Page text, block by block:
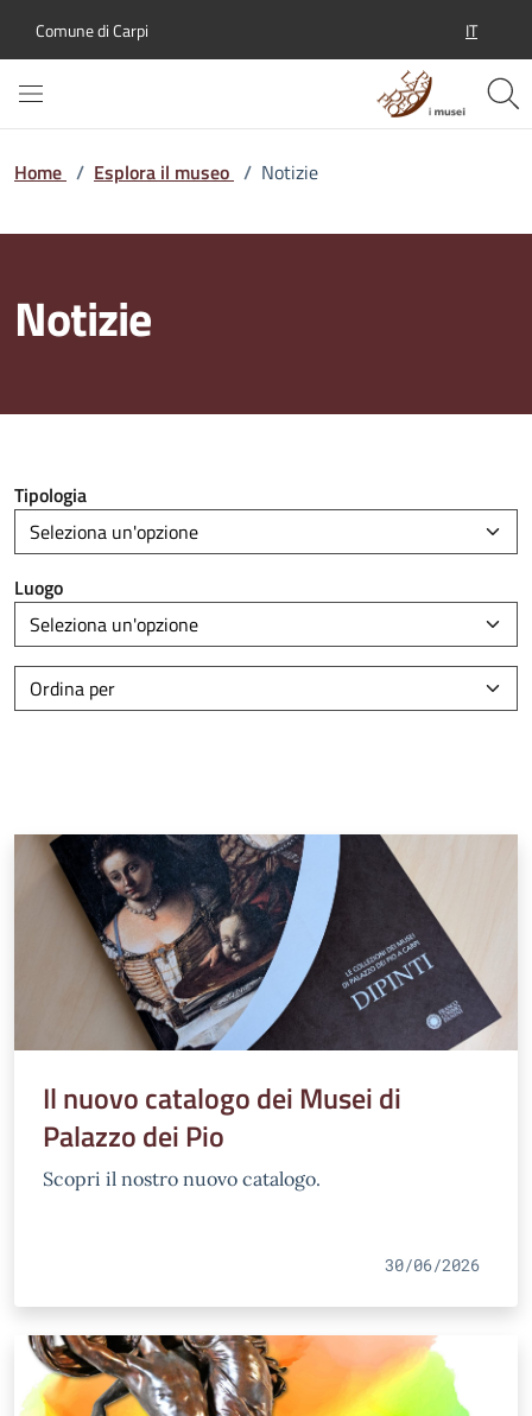
Comune di Carpi IT
Home / Esplora il museo / Notizie
Notizie
Tipologia
Luogo
Il nuovo catalogo dei Musei di
Palazzo dei Pio
Scopri il nostro nuovo catalogo.
30/06/2026